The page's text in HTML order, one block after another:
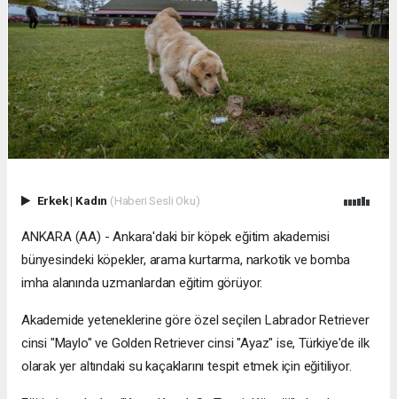
Erkek| Kadın (Haberi Sesli Oku)
ANKARA (AA) - Ankara'daki bir köpek eğitim akademisi
bünyesindeki köpekler, arama kurtarma, narkotik ve bomba
imha alanında uzmanlardan eğitim görüyor.
Akademide yeteneklerine göre özel seçilen Labrador Retriever
cinsi "Maylo" ve Golden Retriever cinsi "Ayaz" ise, Türkiye'de ilk
olarak yer altındaki su kaçaklarını tespit etmek için eğitiliyor.